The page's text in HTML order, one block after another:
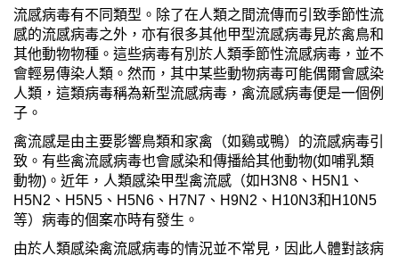
流感病毒有不同類型。除了在人類之間流傳而引致季節性流
感的流感病毒之外，亦有很多其他甲型流感病毒見於禽鳥和
其他動物物種。這些病毒有別於人類季節性流感病毒，並不
會輕易傳染人類。然而，其中某些動物病毒可能偶爾會感染
人類，這類病毒稱為新型流感病毒，禽流感病毒便是一個例
子。
禽流感是由主要影響鳥類和家禽（如鷄或鴨）的流感病毒引
致。有些禽流感病毒也會感染和傳播給其他動物(如哺乳類
動物)。近年，人類感染甲型禽流感（如H3N8、H5N1、
H5N2、H5N5、H5N6、H7N7、H9N2、H10N3和H10N5
等）病毒的個案亦時有發生。
由於人類感染禽流感病毒的情況並不常見，因此人體對該病